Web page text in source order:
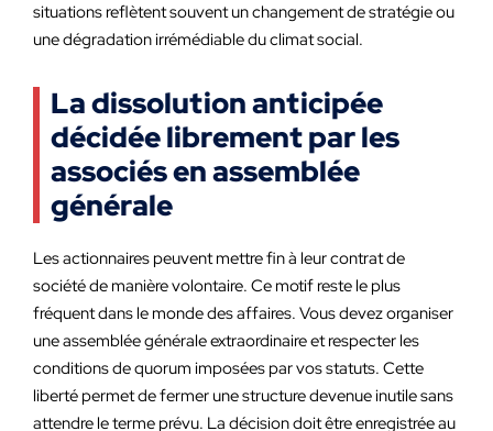
situations reflètent souvent un changement de stratégie ou
une dégradation irrémédiable du climat social.
La dissolution anticipée
décidée librement par les
associés en assemblée
générale
Les actionnaires peuvent mettre fin à leur contrat de
société de manière volontaire. Ce motif reste le plus
fréquent dans le monde des affaires. Vous devez organiser
une assemblée générale extraordinaire et respecter les
conditions de quorum imposées par vos statuts. Cette
liberté permet de fermer une structure devenue inutile sans
attendre le terme prévu. La décision doit être enregistrée au